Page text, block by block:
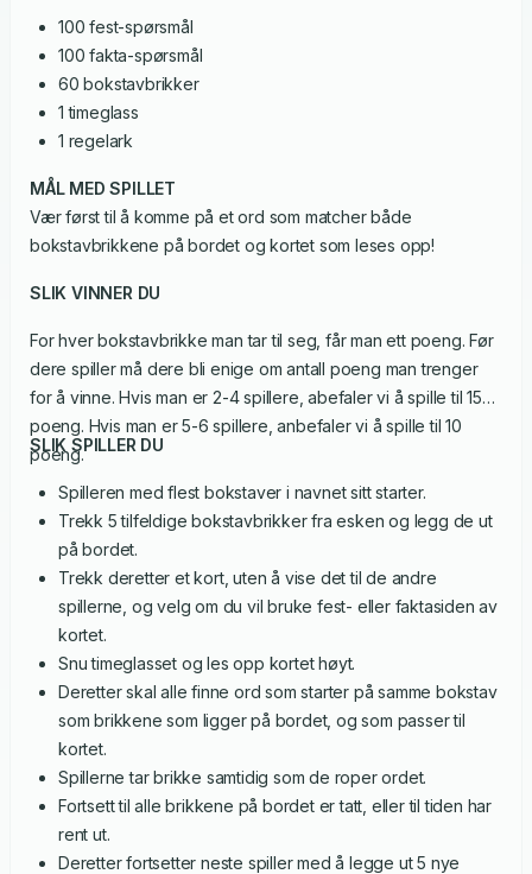
100 fest-spørsmål
100 fakta-spørsmål
60 bokstavbrikker
1 timeglass
1 regelark
MÅL MED SPILLET
Vær først til å komme på et ord som matcher både
bokstavbrikkene på bordet og kortet som leses opp!
SLIK VINNER DU
For hver bokstavbrikke man tar til seg, får man ett poeng. Før
dere spiller må dere bli enige om antall poeng man trenger
for å vinne. Hvis man er 2-4 spillere, abefaler vi å spille til 15
poeng. Hvis man er 5-6 spillere, anbefaler vi å spille til 10
poeng.
SLIK SPILLER DU
Spilleren med flest bokstaver i navnet sitt starter.
Trekk 5 tilfeldige bokstavbrikker fra esken og legg de ut
på bordet.
Trekk deretter et kort, uten å vise det til de andre
spillerne, og velg om du vil bruke fest- eller faktasiden av
kortet.
Snu timeglasset og les opp kortet høyt.
Deretter skal alle finne ord som starter på samme bokstav
som brikkene som ligger på bordet, og som passer til
kortet.
Spillerne tar brikke samtidig som de roper ordet.
Fortsett til alle brikkene på bordet er tatt, eller til tiden har
rent ut.
Deretter fortsetter neste spiller med å legge ut 5 nye